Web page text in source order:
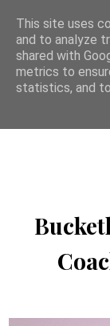
This site uses
and to analyze
shared with
metrics to
statistics, and